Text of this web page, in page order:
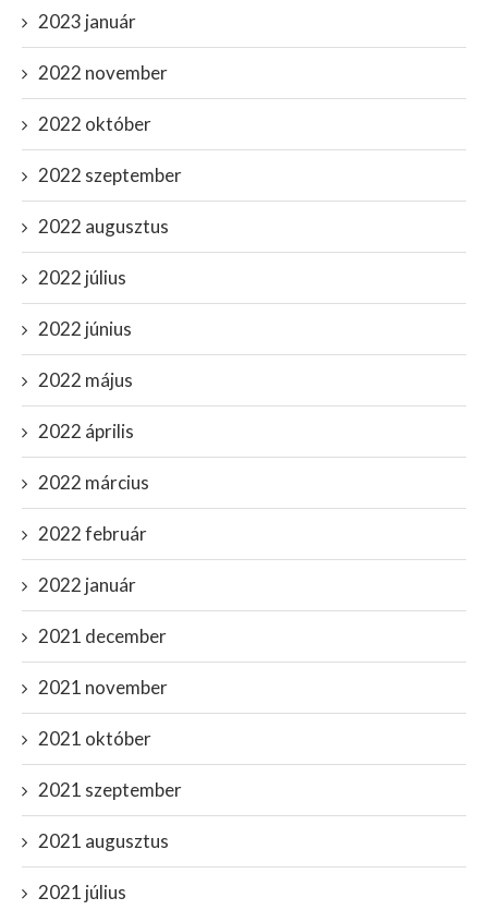
2023 január
2022 november
2022 október
2022 szeptember
2022 augusztus
2022 július
2022 június
2022 május
2022 április
2022 március
2022 február
2022 január
2021 december
2021 november
2021 október
2021 szeptember
2021 augusztus
2021 július